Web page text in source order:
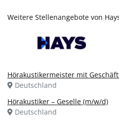
Weitere Stellenangebote von
Hörakustikermeister mit
Deutschland
Hörakustiker – Geselle (m/w/d)
Deutschland